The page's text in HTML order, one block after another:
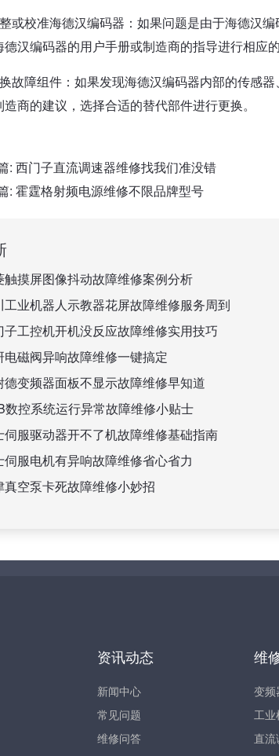
或校准海德汉编码器：如果问题是由于海德汉
德汉编码器的用户手册或制造商的指导进行相应的
故障组件：如果发现海德汉编码器内部的传感
商的建议，选择合适的替代部件进行更换。
: 西门子直流调速器维修找我们准没错
: 霍霆格射频电源维修不限品牌型号
触摸屏图像抖动故障维修案例分析
工业机器人示教器花屏故障维修服务周到
子工控机开机没反应故障维修实用技巧
电磁阀异响故障维修一键搞定
德变频器面板不显示故障维修早知道
数控系统运行异常故障维修小贴士
伺服驱动器开不了机故障维修基础指南
伺服电机有异响故障维修省心省力
真空泵卡死故障维修小妙招
资讯动态
新闻中心
常见问题
维修问答
维
变频
工业
直